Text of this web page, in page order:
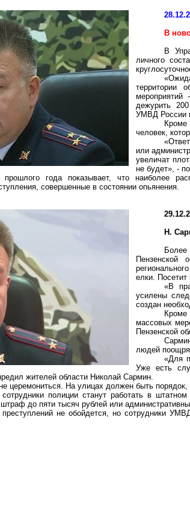
В
В
личного
территории
дежурить
УМВД России
человек,
или
увеличат
не будет», -
прошлого года показывает, что наиболее
совершенные в состоянии опьянения.
Н.
Пензенской
елки. Посетит
«В
усилены
создан
Кроме
массовых
Пензенской
людей
«Для
Уже есть
жителей области Николай Сармин.
церемониться. На улицах должен быть
полиции станут работать в
до пяти тысяч рублей или
не обойдется, но сотрудники